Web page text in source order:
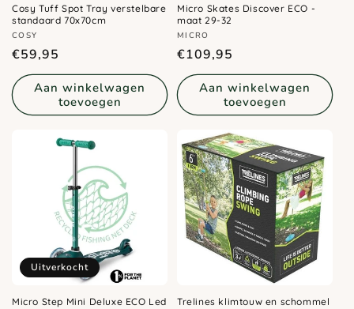
Cosy Tuff Spot Tray verstelbare
standaard 70x70cm
Verkoper:
COSY
Normale
prijs
€59,95
Aan winkelwagen
toevoegen
Micro Skates Discover ECO -
maat 29-32
Verkoper:
MICRO
Normale
prijs
€109,95
Aan winkelwagen
toevoegen
Uitverkocht
Micro Step Mini Deluxe ECO Led Trelines klimtouw en schommel